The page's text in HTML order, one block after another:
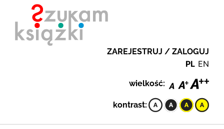
ZAREJESTRUJ / ZALOGUJ
PL EN
wielkość:
kontrast: